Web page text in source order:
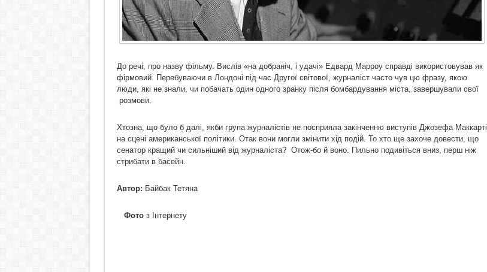
До речі, про назву фільму. Вислів «на добраніч, і удачі» Едвард Марроу справді використовував як
фірмовий. Перебуваючи в Лондоні під час Другої світової, журналіст часто чув цю фразу, якою
люди, які не знали, чи побачать один одного зранку після бомбардування міста, завершували свої
розмови.
Хтозна, що було б далі, якби група журналістів не посприяла закінченню виступів Джозефа Маккарті
на сцені американської політики. Отак вони могли змінити хід подій. То хто ще захоче довести, що
сенатор кращий чи сильніший від журналіста? Отож-бо й воно. Пильно подивіться вниз, перш ніж
стрибати в басейн.
Автор: Байбак Тетяна
Фотоз Інтернету